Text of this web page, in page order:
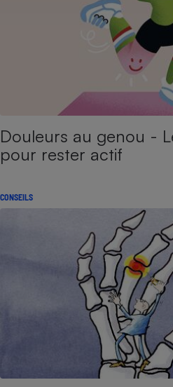
Douleurs au genou -
pour rester actif
CONSEILS